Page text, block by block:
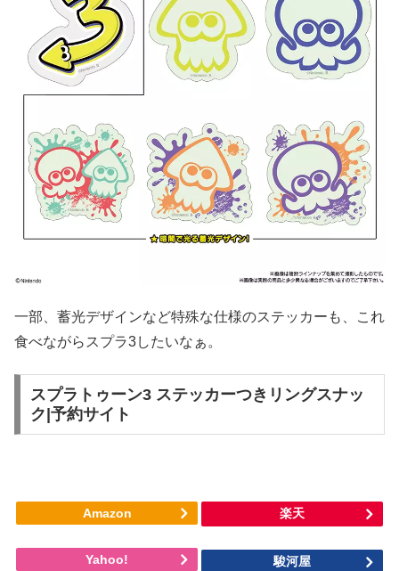
一部、蓄光デザインなど特殊な仕様のステッカーも、これ
食べながらスプラ3したいなぁ。
スプラトゥーン3 ステッカーつきリングスナッ
ク|予約サイト
Amazon
Yahoo!
楽天
駿河屋